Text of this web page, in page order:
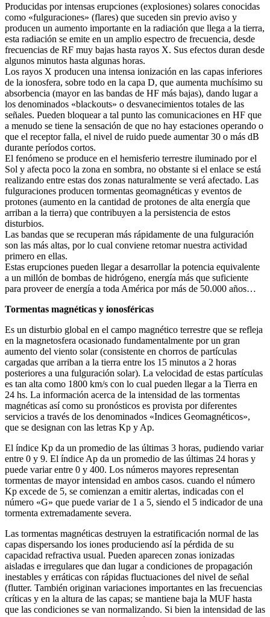
Producidas por intensas erupciones (explosiones) solares conocidas
como «fulguraciones» (flares) que suceden sin previo aviso y
producen un aumento importante en la radiación que llega a la tierra,
esta radiación se emite en un amplio espectro de frecuencia, desde
frecuencias de RF muy bajas hasta rayos X. Sus efectos duran desde
algunos minutos hasta algunas horas.
Los rayos X producen una intensa ionización en las capas inferiores
de la ionosfera, sobre todo en la capa D, que aumenta muchísimo su
absorbencia (mayor en las bandas de HF más bajas), dando lugar a
los denominados «blackouts» o desvanecimientos totales de las
señales. Pueden bloquear a tal punto las comunicaciones en HF que
a menudo se tiene la sensación de que no hay estaciones operando o
que el receptor falla, el nivel de ruido puede aumentar 30 o más dB
durante períodos cortos.
El fenómeno se produce en el hemisferio terrestre iluminado por el
Sol y afecta poco la zona en sombra, no obstante si el enlace se está
realizando entre estas dos zonas naturalmente se verá afectado. Las
fulguraciones producen tormentas geomagnéticas y eventos de
protones (aumento en la cantidad de protones de alta energía que
arriban a la tierra) que contribuyen a la persistencia de estos
disturbios.
Las bandas que se recuperan más rápidamente de una fulguración
son las más altas, por lo cual conviene retomar nuestra actividad
primero en ellas.
Estas erupciones pueden llegar a desarrollar la potencia equivalente
a un millón de bombas de hidrógeno, energía más que suficiente
para proveer de energía a toda América por más de 50.000 años…
Tormentas magnéticas y ionosféricas
Es un disturbio global en el campo magnético terrestre que se refleja
en la magnetosfera ocasionado fundamentalmente por un gran
aumento del viento solar (consistente en chorros de partículas
cargadas que arriban a la tierra entre los 15 minutos a 2 horas
posteriores a una fulguración solar). La velocidad de estas partículas
es tan alta como 1800 km/s con lo cual pueden llegar a la Tierra en
24 hs. La información acerca de la intensidad de las tormentas
magnéticas así como su pronósticos es provista por diferentes
servicios a través de los denominados «Indices Geomagnéticos»,
que se designan con las letras Kp y Ap.
El índice Kp da un promedio de las últimas 3 horas, pudiendo variar
entre 0 y 9. El índice Ap da un promedio de las últimas 24 horas y
puede variar entre 0 y 400. Los números mayores representan
tormentas de mayor intensidad en ambos casos. cuando el número
Kp excede de 5, se comienzan a emitir alertas, indicadas con el
número «G» que puede variar de 1 a 5, siendo el 5 indicador de una
tormenta extremadamente severa.
Las tormentas magnéticas destruyen la estratificación normal de las
capas dispersando los iones produciendo así la pérdida de su
capacidad refractiva usual. Pueden aparecen zonas ionizadas
aisladas e irregulares que dan lugar a condiciones de propagación
inestables y erráticas con rápidas fluctuaciones del nivel de señal
(flutter. También originan variaciones importantes en las frecuencias
críticas y en la altura de las capas; se mantiene baja la MUF hasta
que las condiciones se van normalizando. Si bien la intensidad de las